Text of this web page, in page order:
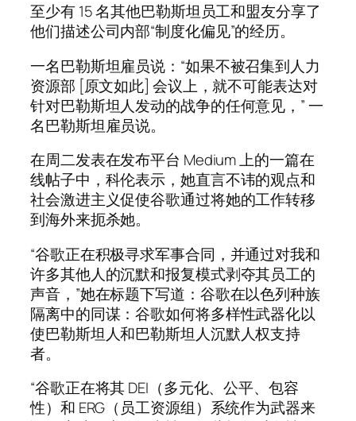
至少有 15 名其他巴勒斯坦员工和盟友分享了
他们描述公司内部“制度化偏见”的经历。
一名巴勒斯坦雇员说：“如果不被召集到人力
资源部 [原文如此] 会议上，就不可能表达对
针对巴勒斯坦人发动的战争的任何意见，” 一
名巴勒斯坦雇员说。
在周二发表在发布平台 Medium 上的一篇在
线帖子中，科伦表示，她直言不讳的观点和
社会激进主义促使谷歌通过将她的工作转移
到海外来扼杀她。
“谷歌正在积极寻求军事合同，并通过对我和
许多其他人的沉默和报复模式剥夺其员工的
声音，”她在标题下写道：谷歌在以色列种族
隔离中的同谋：谷歌如何将多样性武器化以
使巴勒斯坦人和巴勒斯坦人沉默人权支持
者。
“谷歌正在将其 DEI（多元化、公平、包容
性）和 ERG（员工资源组）系统作为武器来